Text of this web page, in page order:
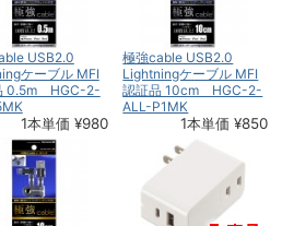
USB2.0
ケーブル MFI
0.5m HGC-2-
1本単価 ¥980
極強cable USB2.0
Lightningケーブル MFI
認証品 10cm HGC-2-
ALL-P1MK
1本単価 ¥850